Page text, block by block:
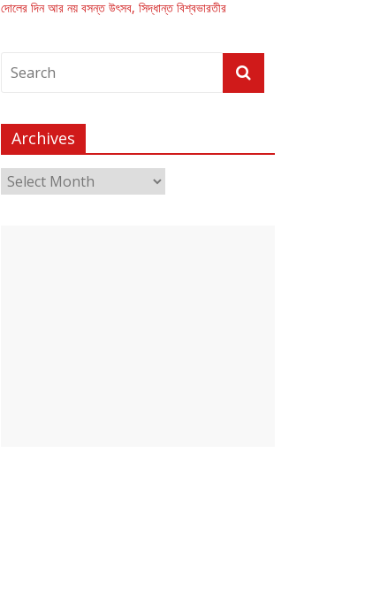
দোলের দিন আর নয় বসন্ত উৎসব, সিদ্ধান্ত বিশ্বভারতীর
Archives